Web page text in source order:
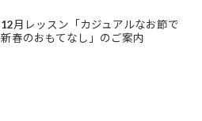
12月レッスン「カジュアルなお節で
新春のおもてなし」のご案内